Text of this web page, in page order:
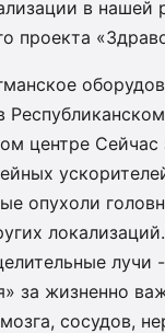
в нашей
проекта
Республиканском
центре Сейчас
опухоли
лучи -
за жизненно
сосудов,